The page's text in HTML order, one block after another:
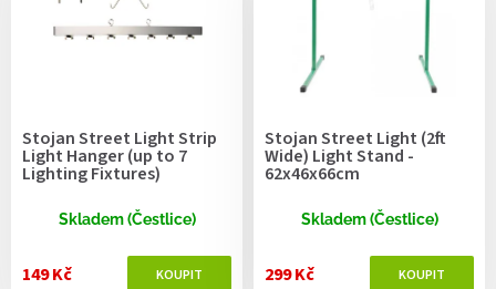
Stojan Street Light Strip
Light Hanger (up to 7
Lighting Fixtures)
Skladem (Čestlice)
149 Kč
Stojan Street Light (2ft
Wide) Light Stand -
62x46x66cm
Skladem (Čestlice)
299 Kč